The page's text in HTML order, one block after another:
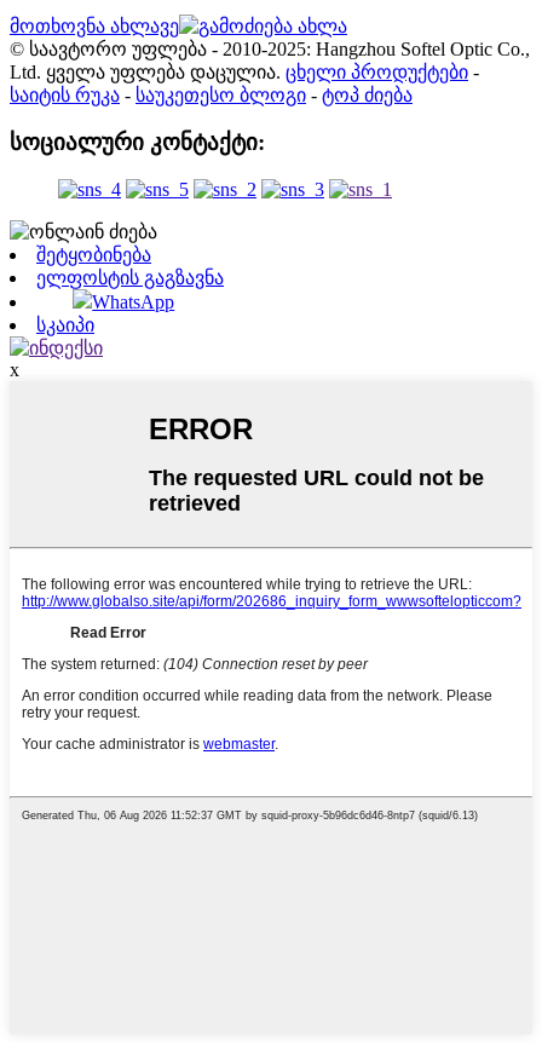
მოთხოვნა ახლავე
© საავტორო უფლება - 2010-2025: Hangzhou Softel Optic Co.,
Ltd. ყველა უფლება დაცულია. ცხელი პროდუქტები -
საიტის რუკა - საუკეთესო ბლოგი - ტოპ ძიება
სოციალური კონტაქტი:
შეტყობინება
ელფოსტის გაგზავნა
WhatsApp
სკაიპი
x